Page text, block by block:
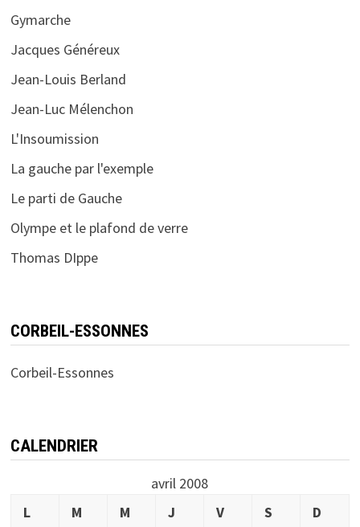
Gymarche
Jacques Généreux
Jean-Louis Berland
Jean-Luc Mélenchon
L'Insoumission
La gauche par l'exemple
Le parti de Gauche
Olympe et le plafond de verre
Thomas DIppe
CORBEIL-ESSONNES
Corbeil-Essonnes
CALENDRIER
avril 2008
L
M M J V S
D